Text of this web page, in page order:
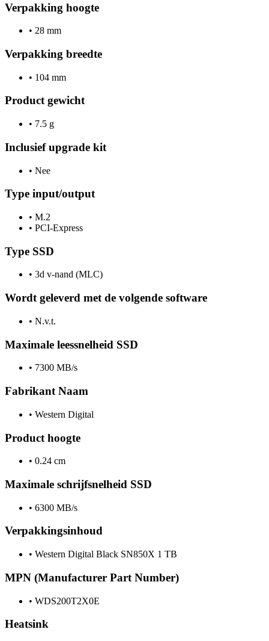
Verpakking hoogte
• 28 mm
Verpakking breedte
• 104 mm
Product gewicht
• 7.5 g
Inclusief upgrade kit
• Nee
Type input/output
• M.2
• PCI-Express
Type SSD
• 3d v-nand (MLC)
Wordt geleverd met de volgende software
• N.v.t.
Maximale leessnelheid SSD
• 7300 MB/s
Fabrikant Naam
• Western Digital
Product hoogte
• 0.24 cm
Maximale schrijfsnelheid SSD
• 6300 MB/s
Verpakkingsinhoud
• Western Digital Black SN850X 1 TB
MPN (Manufacturer Part Number)
• WDS200T2X0E
Heatsink